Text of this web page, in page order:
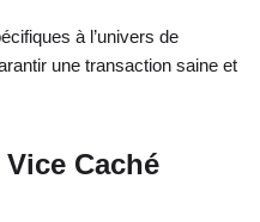
à l’univers de
une transaction saine et
Caché